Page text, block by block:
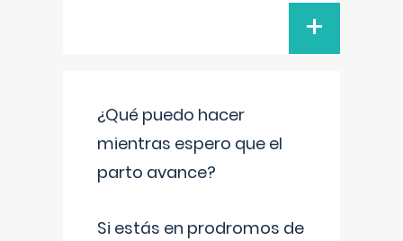
+
¿Qué puedo hacer
mientras espero que el
parto avance?
Si estás en prodromos de